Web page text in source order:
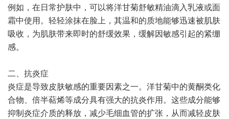
例如，在日常护肤中，可以将洋甘菊舒敏精油滴入乳液或面
霜中使用。轻轻涂抹在脸上，其温和的质地能够迅速被肌肤
吸收，为肌肤带来即时的舒缓效果，缓解因敏感引起的紧绷
感。
二、抗炎症
炎症是导致皮肤敏感的重要因素之一。洋甘菊中的黄酮类化
合物、倍半萜烯等成分具有强大的抗炎作用。这些成分能够
抑制炎症介质的释放，减少毛细血管的扩张，从而减轻皮肤